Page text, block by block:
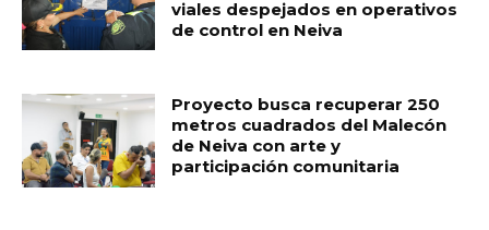
viales despejados en operativos
de control en Neiva
Proyecto busca recuperar 250
metros cuadrados del Malecón
de Neiva con arte y
participación comunitaria